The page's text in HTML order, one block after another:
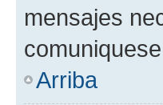
mensajes
Arriba